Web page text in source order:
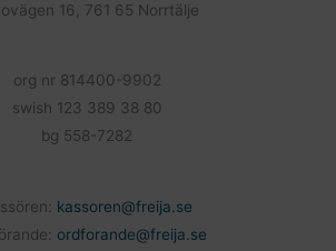
16, 761 65 Norrtälje
org nr 814400-9902
swish 123 389 38 80
bg 558-7282
kassoren@freija.se
ordforande@freija.se